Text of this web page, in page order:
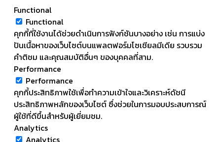
Functional
Functional
คุกกี้ที่ใช้งานได้ช่วยดำเนินการฟังก์ชันบางอย่าง เช่น การแบ่ง
ปันเนื้อหาของเว็บไซต์บนแพลตฟอร์มโซเชียลมีเดีย รวบรวม
คำติชม และคุณสมบัติอื่นๆ ของบุคคลที่สาม.
Performance
Performance
คุกกี้ประสิทธิภาพใช้เพื่อทำความเข้าใจและวิเคราะห์ดัชนี
ประสิทธิภาพหลักของเว็บไซต์ ซึ่งช่วยในการมอบประสบการณ์
ผู้ใช้ที่ดีขึ้นสำหรับผู้เยี่ยมชม.
Analytics
Analytics